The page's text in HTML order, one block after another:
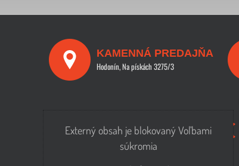
KAMENNÁ PREDAJŇA
Hodonín, Na pískách 3275/3
Externý obsah je blokovaný Voľbami
súkromia